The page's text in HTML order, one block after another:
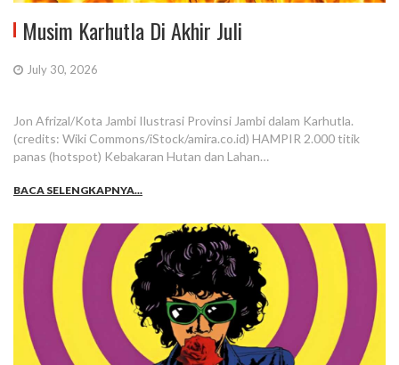
Musim Karhutla Di Akhir Juli
July 30, 2026
Jon Afrizal/Kota Jambi Ilustrasi Provinsi Jambi dalam Karhutla.
(credits: Wiki Commons/iStock/amira.co.id) HAMPIR 2.000 titik
panas (hotspot) Kebakaran Hutan dan Lahan…
BACA SELENGKAPNYA...